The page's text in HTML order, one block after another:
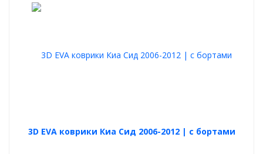
3D EVA коврики Киа Сид 2006-2012 | с бортами